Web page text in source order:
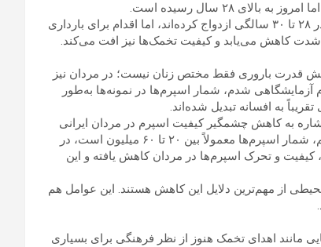
وی ادامه داد: زوج‌هایی که برای درمان ناباروری مراجعه می‌کنند، معمولاً در ۲۸ تا ۳۰ سالگی ازدواج کرده‌اند، اما اقدام برای بارداری
قدرت باروری فقط مختص زنان نیست؛ در مردان نیز
زمانی که من در دهه ۶۰ وارد رشته علوم آزمایشگاهی شدم، شمار اسپرم‌ها در نمونه‌ها به‌طور
به کاهش چشمگیر کیفیت اسپرم در مردان ایرانی
گفت: امروزه وقتی نتایج آزمایش اسپرم یا اسپرم‌وگرام را بررسی می‌کنیم، شمار اسپرم‌ها معمولاً بین ۲۰ تا ۶۰ میلیون است، در
بود. به‌طور کلی، تعداد، کیفیت و تحرک اسپرم‌ها در مردان کاهش یافته و این
از مهم‌ترین دلایل این کاهش هستند. این عوامل هم
مانند اهدای تخمک هنوز از نظر فرهنگی برای بسیاری